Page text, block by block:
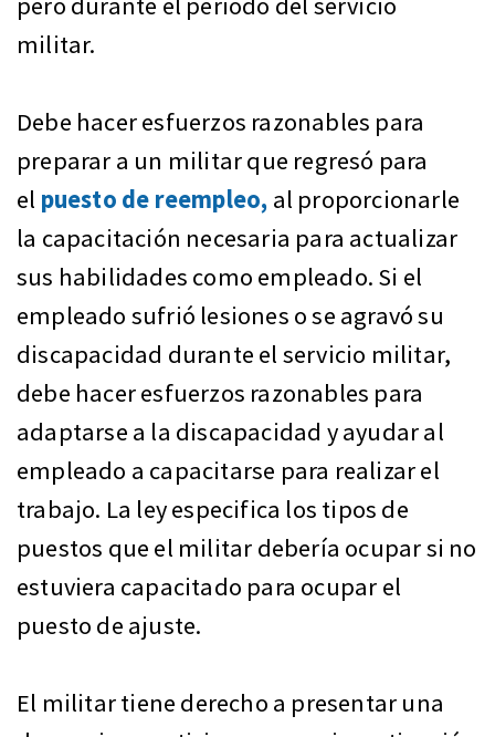
militar.
Debe hacer esfuerzos razonables para
preparar a un militar que regresó para
el puesto de reempleo, al proporcionarle
la capacitación necesaria para actualizar
sus habilidades como empleado. Si el
empleado sufrió lesiones o se agravó su
discapacidad durante el servicio militar,
debe hacer esfuerzos razonables para
adaptarse a la discapacidad y ayudar al
empleado a capacitarse para realizar el
trabajo. La ley especifica los tipos de
puestos que el militar debería ocupar si no
estuviera capacitado para ocupar el
puesto de ajuste.
El militar tiene derecho a presentar una